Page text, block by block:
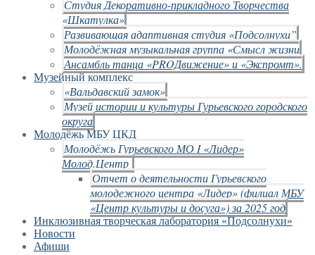
Студия Декоративно-прикладного Творчества
«Шкатулка»
Развивающая адаптивная студия «Подсолнухи”
Молодёжная музыкальная группа «Смысл жизни
Ансамбль танца «PROДвижение» и «Экспромт».
Музейный комплекс
«Вальдавский замок»
Музей истории и культуры Гурьевского городского
округа
Молодёжь МБУ ЦКД
Молодёжь Гурьевского МО I «Лидер»
Молод.Центр
Отчет о деятельности Гурьевского
молодежного центра «Лидер» (филиал МБУ
«Центр культуры и досуга») за 2025 год
Инклюзивная творческая лаборатория «Подсолнухи»
Новости
Афиши